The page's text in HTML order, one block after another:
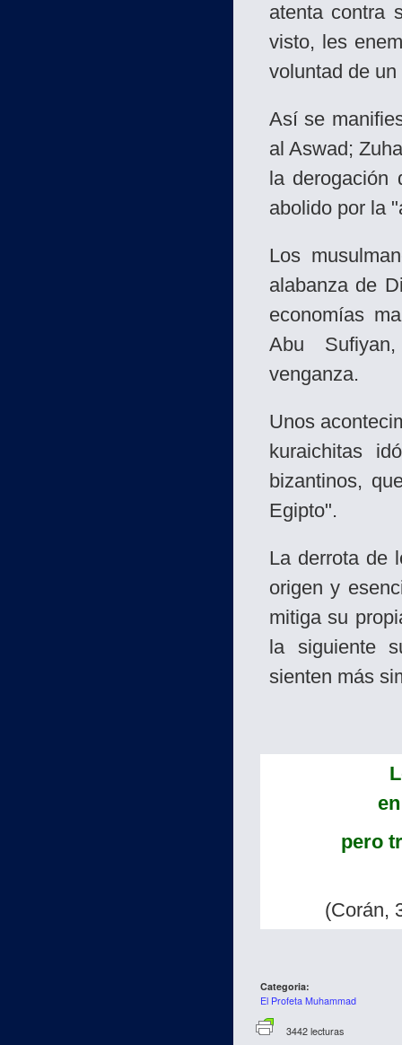
atenta contra
visto, les
voluntad de un
Así se
al Aswad;
la derogación
abolido por la
Los
alabanza de
economías
Abu
venganza.
Unos
kuraichitas
bizantinos,
Egipto".
La derrota de
origen y
mitiga su
la siguiente
sienten más
pero
(Corán,
Categoria:
El Profeta Muhammad
3442 lecturas